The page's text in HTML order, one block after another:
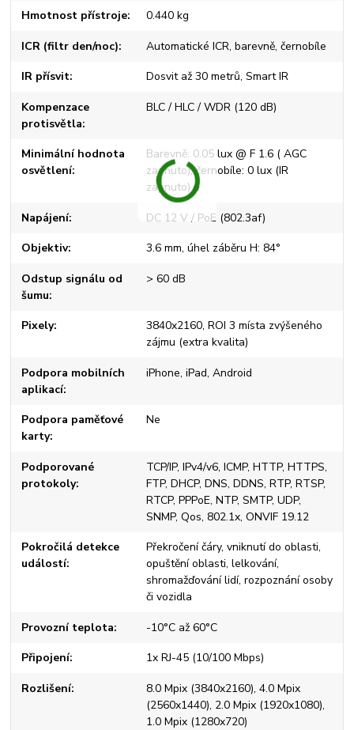
Hmotnost přístroje 0.440 kg
ICR (filtr den/noc) Automatické ICR, barevně, černobíle
IR přísvit Dosvit až 30 metrů, Smart IR
Kompenzace
protisvětla
BLC / HLC / WDR (120 dB)
Minimální hodnota
osvětlení
Barevně: 0.05 lux @ F 1.6 ( AGC
zapnuto), černobíle: 0 lux (IR
zapnuto)
Napájení DC 12 V / PoE (802.3af)
Objektiv 3.6 mm, úhel záběru H: 84°
Odstup signálu od
šumu
> 60 dB
Pixely
3840x2160, ROI 3 místa zvýšeného
zájmu (extra kvalita)
Podpora mobilních
aplikací
iPhone, iPad, Android
Podpora paměťové
karty
Ne
Podporované
protokoly
TCP/IP, IPv4/v6, ICMP, HTTP, HTTPS,
FTP, DHCP, DNS, DDNS, RTP, RTSP,
RTCP, PPPoE, NTP, SMTP, UDP,
SNMP, Qos, 802.1x, ONVIF 19.12
Pokročilá detekce
událostí
Překročení čáry, vniknutí do oblasti,
opuštění oblasti, lelkování,
shromažďování lidí, rozpoznání osoby
či vozidla
Provozní teplota -10°C až 60°C
Připojení 1x RJ-45 (10/100 Mbps)
Rozlišení
8.0 Mpix (3840x2160), 4.0 Mpix
(2560x1440), 2.0 Mpix (1920x1080),
1.0 Mpix (1280x720)